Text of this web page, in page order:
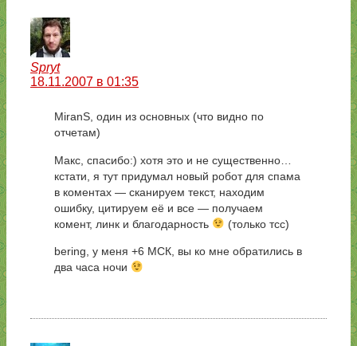
Spryt
18.11.2007 в 01:35
MiranS, один из основных (что видно по
отчетам)
Макс, спасибо:) хотя это и не существенно…
кстати, я тут придумал новый робот для спама
в коментах — сканируем текст, находим
ошибку, цитируем её и все — получаем
комент, линк и благодарность
(только тсс)
bering, у меня +6 МСК, вы ко мне обратились в
два часа ночи